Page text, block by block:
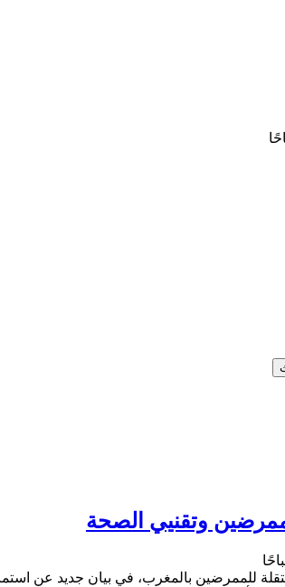
وتقنيي الصحة
للممرضين بالمغرب، في بيان جديد عن